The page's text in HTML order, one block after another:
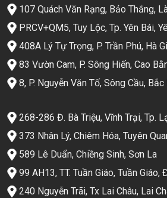
107 Quách Văn Rạng, Bảo Thắng,
PRCV+QM5, Tuy Lộc, Tp. Yên Bái,
408A Lý Tự Trọng, P. Trần Phú, Hà
83 Vườn Cam, P. Sông Hiến, Cao
8, P. Nguyễn Văn Tố, Sông Cầu, Bắc
268-286 Đ. Bà Triệu, Vĩnh Trại, Tp.
373 Nhân Lý, Chiêm Hóa, Tuyên
589 Lê Duẩn, Chiềng Sinh, Sơn La
99 AH13, TT. Tuần Giáo, Tuần Giáo,
240 Nguyễn Trãi, Tx Lai Châu, Lai